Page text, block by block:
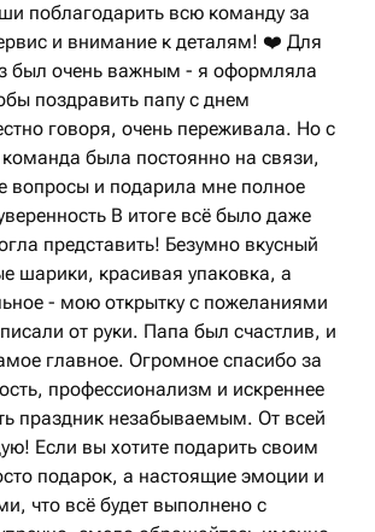
поблагодарить всю команду за
и внимание к деталям! ❤️ Для
был очень важным - я оформляла
поздравить папу с днем
говоря, очень переживала. Но с
была постоянно на связи,
вопросы и подарила мне полное
В итоге всё было даже
представить! Безумно вкусный
шарики, красивая упаковка, а
- мою открытку с пожеланиями
от руки. Папа был счастлив, и
главное. Огромное спасибо за
профессионализм и искреннее
праздник незабываемым. От всей
Если вы хотите подарить своим
подарок, а настоящие эмоции и
что всё будет выполнено с